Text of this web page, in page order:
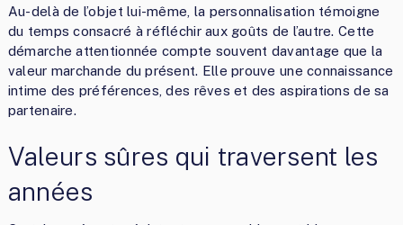
Au-delà de l’objet lui-même, la personnalisation témoigne
du temps consacré à réfléchir aux goûts de l’autre. Cette
démarche attentionnée compte souvent davantage que la
valeur marchande du présent. Elle prouve une connaissance
intime des préférences, des rêves et des aspirations de sa
partenaire.
Valeurs sûres qui traversent les
années